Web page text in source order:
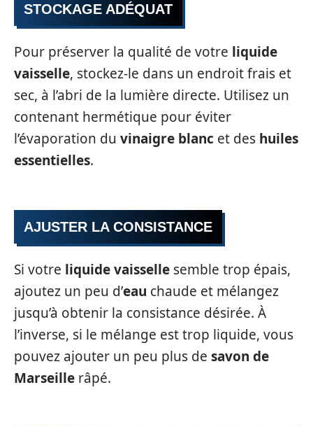
STOCKAGE ADÉQUAT
Pour préserver la qualité de votre liquide
vaisselle, stockez-le dans un endroit frais et
sec, à l’abri de la lumière directe. Utilisez un
contenant hermétique pour éviter
l’évaporation du vinaigre blanc et des huiles
essentielles.
AJUSTER LA CONSISTANCE
Si votre liquide vaisselle semble trop épais,
ajoutez un peu d’eau chaude et mélangez
jusqu’à obtenir la consistance désirée. À
l’inverse, si le mélange est trop liquide, vous
pouvez ajouter un peu plus de savon de
Marseille râpé.